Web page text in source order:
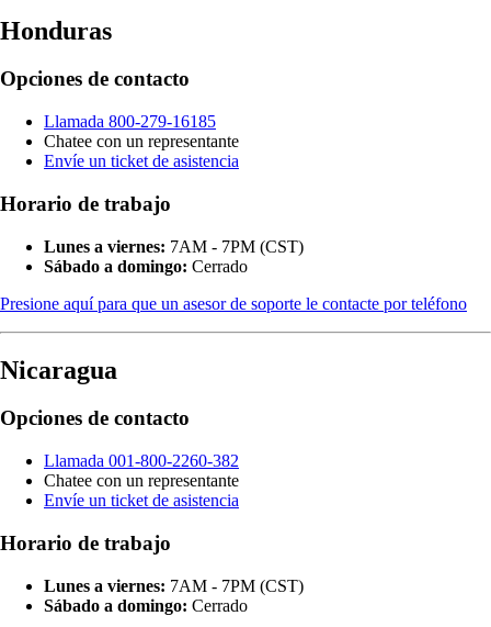
Honduras
Opciones de contacto
Llamada 800-279-16185
Chatee con un representante
Envíe un ticket de asistencia
Horario de trabajo
Lunes a viernes: 7AM - 7PM (CST)
Sábado a domingo: Cerrado
Presione aquí para que un asesor de soporte le contacte por teléfono
Nicaragua
Opciones de contacto
Llamada 001-800-2260-382
Chatee con un representante
Envíe un ticket de asistencia
Horario de trabajo
Lunes a viernes: 7AM - 7PM (CST)
Sábado a domingo: Cerrado